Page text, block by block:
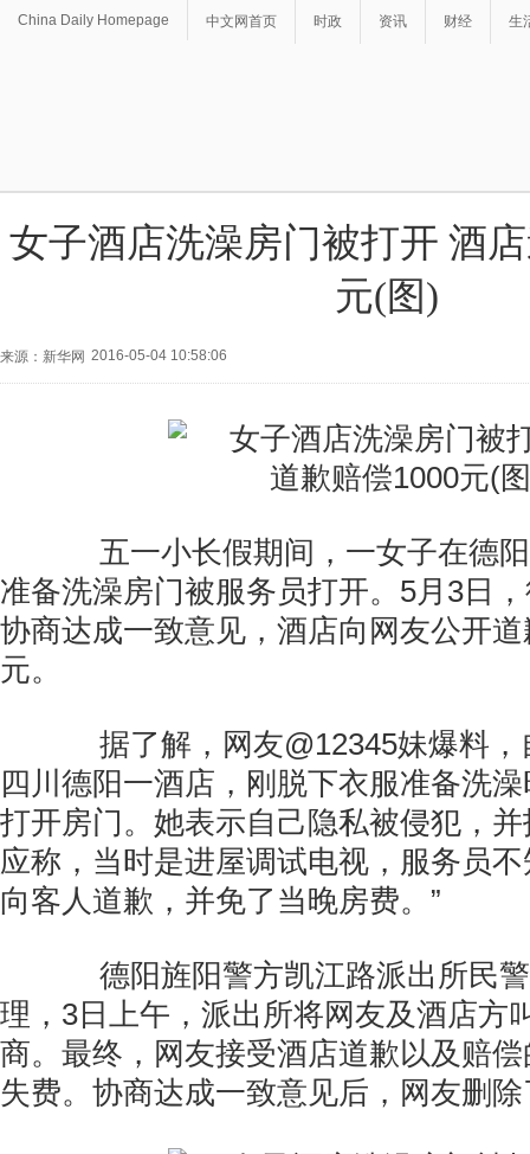
China Daily Homepage 中文网首页 时政 资讯 财经 生
女子酒店洗澡房门被打开 酒
元(图)
来源：新华网 2016-05-04 10:58:06
五一小长假期间，一女子在德阳
准备洗澡房门被服务员打开。5月3日
协商达成一致意见，酒店向网友公开
元。
据了解，网友@12345妹爆料，
四川德阳一酒店，刚脱下衣服准备洗
打开房门。她表示自己隐私被侵犯，
应称，当时是进屋调试电视，服务员
向客人道歉，并免了当晚房费。”
德阳旌阳警方凯江路派出所民警
理，3日上午，派出所将网友及酒店方
商。最终，网友接受酒店道歉以及赔
失费。协商达成一致意见后，网友删